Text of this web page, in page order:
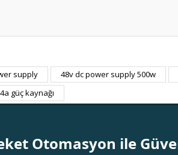
Bu ürüne ilk yorumu siz yapın!
supply 48v dc power supply 500w
güç kaynağı
Otomasyon ile